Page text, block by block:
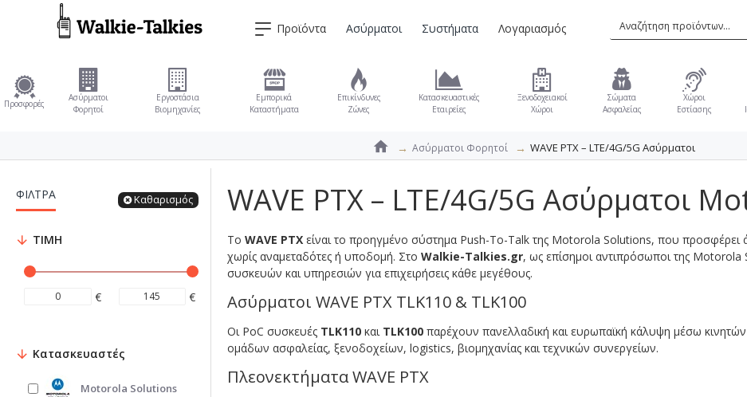
Προϊόντα Ασύρματοι Συστήματα Λογαριασμός
Προσφορές
Ασύρματοι
Φορητοί
Εργοστάσια
Βιομηχανίες
Εμπορικά
Καταστήματα
Επικίνδυνες
Ζώνες
Κατασκευαστικές
Εταιρείες
Ξενοδοχειακοί
Χώροι
Σώματα
Ασφαλείας
Χώροι
Εστίασης
Ασύρματοι Φορητοί WAVE PTX – LTE/4G/5G Ασύρματοι
ΦΙΛΤΡΑ Καθαρισμός
ΤΙΜΗ
€ €
Κατασκευαστές
Motorola Solutions
WAVE PTX – LTE/4G/5G Ασύρματοι
Το WAVE PTX είναι το προηγμένο σύστημα Push-To-Talk της Motorola Solutions, που προσφέρει
χωρίς αναμεταδότες ή υποδομή. Στο Walkie-Talkies.gr, ως επίσημοι αντιπρόσωποι της
συσκευών και υπηρεσιών για επιχειρήσεις κάθε μεγέθους.
Ασύρματοι WAVE PTX TLK110 & TLK100
Οι PoC συσκευές TLK110 και TLK100 παρέχουν πανελλαδική και ευρωπαϊκή κάλυψη μέσω
ομάδων ασφαλείας, ξενοδοχείων, logistics, βιομηχανίας και τεχνικών συνεργείων.
Πλεονεκτήματα WAVE PTX